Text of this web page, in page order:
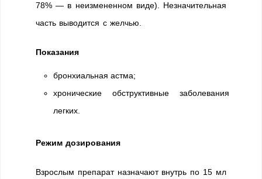
78% — в неизмененном виде). Незначительная
часть выводится с желчью.
Показания
бронхиальная астма;
хронические обструктивные заболевания
легких.
Режим дозирования
Взрослым препарат назначают внутрь по 15 мл